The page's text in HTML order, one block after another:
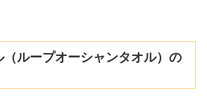
（ループオーシャンタオル）の